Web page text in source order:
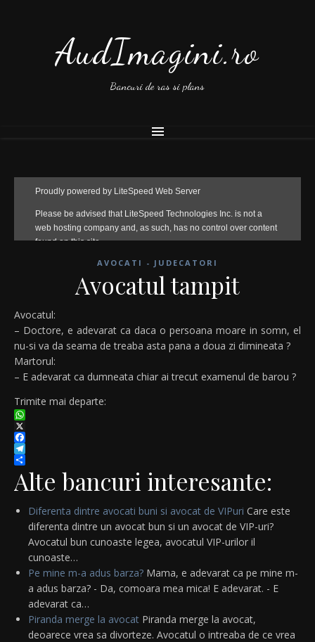
AudImagini.ro
Bancuri de ras si plans
AVOCATI - JUDECATORI
Avocatul tampit
Avocatul:
– Doctore, e adevarat ca daca o persoana moare in somn, el
nu-si va da seama de treaba asta pana a doua zi dimineata ?
Martorul:
– E adevarat ca dumneata chiar ai trecut examenul de barou ?
Trimite mai departe:
WhatsApp
X
Facebook
Telegram
Partajează
Alte bancuri interesante:
Diferenta dintre avocati buni si avocat de VIPuri Care este
diferenta dintre un avocat bun si un avocat de VIP-uri?
Avocatul bun cunoaste legea, avocatul VIP-urilor il
cunoaste…
Pe mine m-a adus barza? Mama, e adevarat ca pe mine m-
a adus barza? - Da, comoara mea mica! E adevarat. - E
adevarat ca…
Piranda merge la avocat Piranda merge la avocat,
deoarece vrea sa divorteze. Avocatul o intreaba de ce vrea